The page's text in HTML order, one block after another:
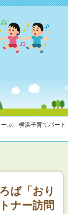
ぶ」横浜子育てパート
ば「おり
ナー訪問